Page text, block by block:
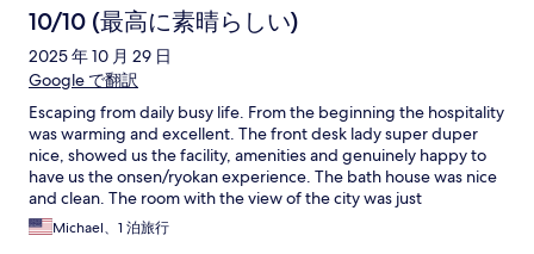
10/10 (最高に素晴らしい)
2025 年 10 月 29 日
Google で翻訳
Escaping from daily busy life. From the beginning the hospitality
was warming and excellent. The front desk lady super duper
nice, showed us the facility, amenities and genuinely happy to
have us the onsen/ryokan experience. The bath house was nice
and clean. The room with the view of the city was just
spectacular a delicious traditional Japanese breakfast. i highly
recommended this to get away from the hustle and bustle of
Michael、1 泊旅行